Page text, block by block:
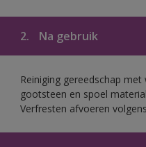
2. Na gebruik
Reiniging gereedschap
gootsteen en spoel
Verfresten afvoeren